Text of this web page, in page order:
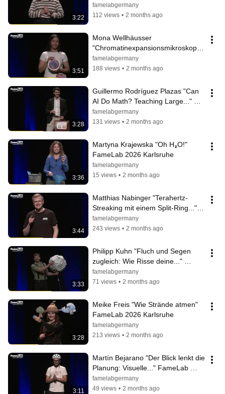
3:22
FameLab 2026 Karlsruhe
famelabgermany
112 views • 2 months ago
3:51
Mona Wellhäusser
"Chromatinexpansionsmikroskopie:
Wackelpudding..." FameLab 2026
Karlsruhe
famelabgermany
188 views • 2 months ago
3:28
Guillermo Rodríguez Plazas "Can
AI Do Math? Teaching Large..."
FameLab 2026 Karlsruhe
famelabgermany
131 views • 2 months ago
3:36
Martyna Krajewska "Oh H₂O!"
FameLab 2026 Karlsruhe
famelabgermany
15 views • 2 months ago
3:44
Matthias Nabinger "Terahertz-
Streaking mit einem Split-Ring..."
FameLab 2026 Karlsruhe
famelabgermany
243 views • 2 months ago
3:33
Philipp Kuhn "Fluch und Segen
zugleich: Wie Risse deine..."
FameLab 2026 Karlsruhe
famelabgermany
71 views • 2 months ago
3:28
Meike Freis "Wie Strände atmen"
FameLab 2026 Karlsruhe
famelabgermany
213 views • 2 months ago
3:11
Martín Bejarano "Der Blick lenkt die
Planung: Visuelle..." FameLab
2026 Karlsruhe
famelabgermany
49 views • 2 months ago